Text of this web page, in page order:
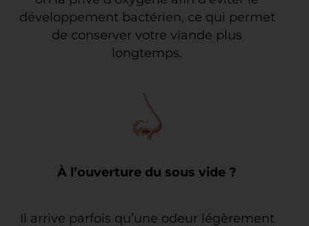
développement bactérien, ce qui permet
de conserver votre viande plus
longtemps.
À l’ouverture du sous vide ?
Il arrive parfois qu’une odeur légèrement